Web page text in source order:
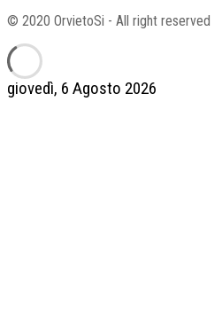
giovedì, 6 Agosto 2026
© 2020 OrvietoSi - All right reserved